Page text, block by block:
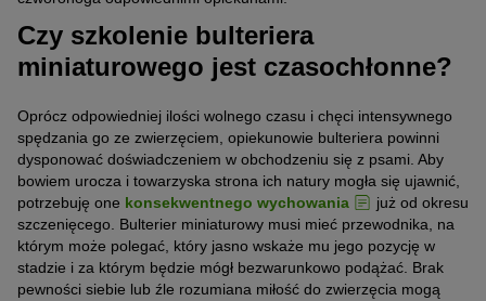
Czy szkolenie bulteriera
miniaturowego jest czasochłonne?
Oprócz odpowiedniej ilości wolnego czasu i chęci intensywnego
spędzania go ze zwierzęciem, opiekunowie bulteriera powinni
dysponować doświadczeniem w obchodzeniu się z psami. Aby
bowiem urocza i towarzyska strona ich natury mogła się ujawnić,
potrzebuję one konsekwentnego wychowania
już od okresu
szczenięcego. Bulterier miniaturowy musi mieć przewodnika, na
którym może polegać, który jasno wskaże mu jego pozycję w
stadzie i za którym będzie mógł bezwarunkowo podążać. Brak
pewności siebie lub źle rozumiana miłość do zwierzęcia mogą